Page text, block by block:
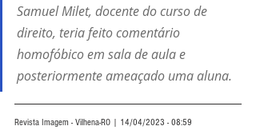
Samuel Milet, docente do curso de
direito, teria feito comentário
homofóbico em sala de aula e
posteriormente ameaçado uma aluna.
Revista Imagem - Vilhena-RO | 14/04/2023 - 08:59